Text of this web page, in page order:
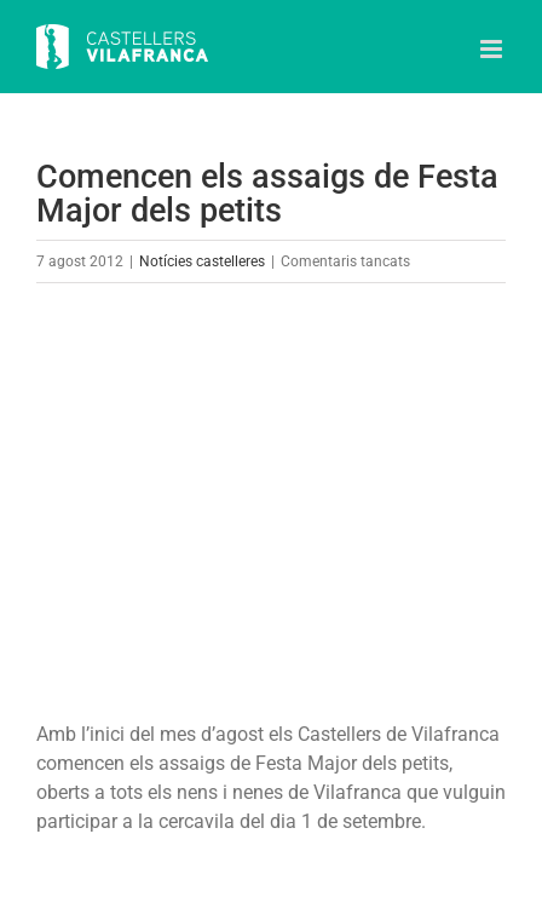
content
Comencen els assaigs de Festa
Major dels petits
7 agost 2012 Notícies castelleres Comentaris tancatsa
Amb l’inici del mes d’agost els Castellers de Vilafranca
comencen els assaigs de Festa Major dels petits,
oberts a tots els nens i nenes de Vilafranca que vulguin
participar a la cercavila del dia 1 de setembre.